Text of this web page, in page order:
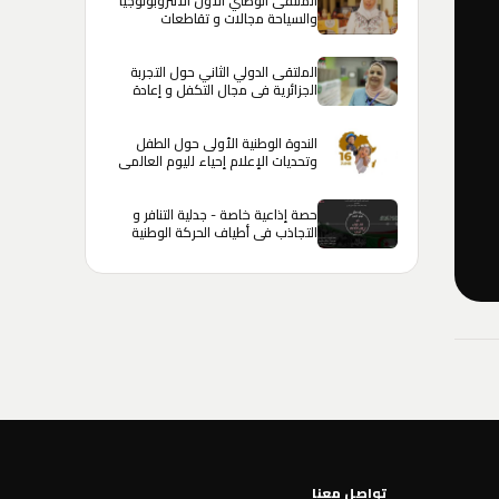
والسياحة مجالات و تقاطعات
الملتقى الدولي الثاني حول التجربة
الجزائرية في مجال التكفل و إعادة
الندوة الوطنية الأولى حول الطفل
وتحديات الإعلام إحياء لليوم العالمي
للطفل الإفريقي
حصة إذاعية خاصة - جدلية التنافر و
التجاذب في أطياف الحركة الوطنية
تواصل معنا